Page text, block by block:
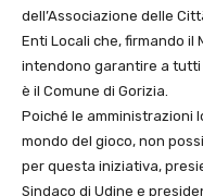
dell’Associazione delle
Enti Locali che, firmando il
intendono garantire a tutti
è il Comune di Gorizia.
Poiché le amministrazioni
mondo del gioco, non
per questa iniziativa,
Sindaco di Udine e